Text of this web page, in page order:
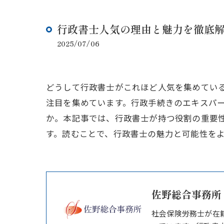
行政書士人気の理由と魅力を徹底
2025/07/06
どうして行政書士がこれほど人気を集めて
注目を集めています。行政手続きのエキスパ
か。本記事では、行政書士が持つ役割の重要
す。読むことで、行政書士の魅力と可能性を
佐野総合事務所
社会保険労務士が在